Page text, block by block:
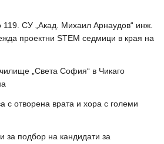
119. СУ „Акад. Михаил Арнаудов“ инж.
проектни STEM седмици в края на
„Света София“ в Чикаго
с отворена врата и хора с големи
за подбор на кандидати за